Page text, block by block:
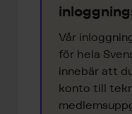
Vår
för hela
innebär att
konto till